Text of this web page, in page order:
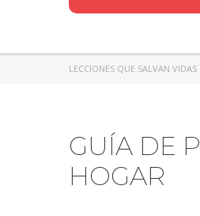
LECCIONES QUE SALVAN VIDAS
GUÍA DE
HOGAR